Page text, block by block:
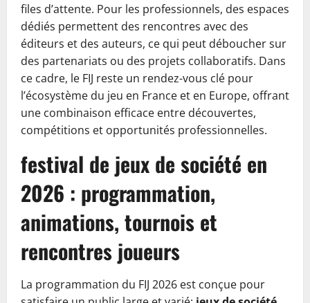
files d’attente. Pour les professionnels, des espaces
dédiés permettent des rencontres avec des
éditeurs et des auteurs, ce qui peut déboucher sur
des partenariats ou des projets collaboratifs. Dans
ce cadre, le FIJ reste un rendez-vous clé pour
l’écosystème du jeu en France et en Europe, offrant
une combinaison efficace entre découvertes,
compétitions et opportunités professionnelles.
festival de jeux de société en
2026 : programmation,
animations, tournois et
rencontres joueurs
La programmation du FIJ 2026 est conçue pour